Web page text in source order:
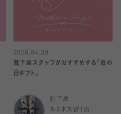
2026.04.30
靴下屋スタッフがおすすめする「母の
日ギフト」
靴下屋
ルミネ大宮1店